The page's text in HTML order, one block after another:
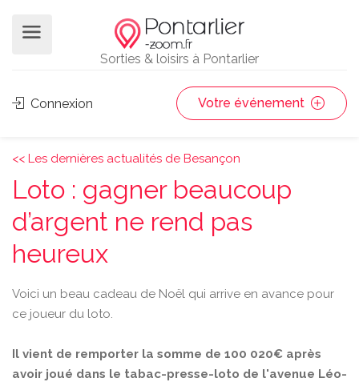
Sorties & loisirs à Pontarlier
Connexion Votre événement
<< Les dernières actualités de Besançon
Loto : gagner beaucoup
d’argent ne rend pas
heureux
Voici un beau cadeau de Noël qui arrive en avance pour
ce joueur du loto.
Il vient de remporter la somme de 100 020€ après
avoir joué dans le tabac-presse-loto de l'avenue Léo-